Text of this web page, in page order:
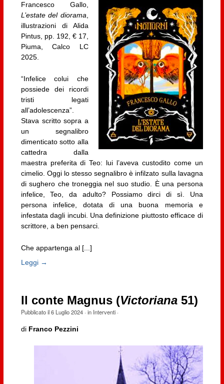
Francesco Gallo,
L’estate del diorama
illustrazioni di Alida
Pintus, pp. 192, € 17,
Piuma, Calco LC
2025.
“Infelice colui che
possiede dei ricordi
tristi legati
all’adolescenza”.
Stava scritto sopra a
un segnalibro
dimenticato sotto alla
cattedra dalla
maestra preferita di Teo: lui l’aveva custodito come un
cimelio. Oggi lo stesso segnalibro è infilzato sulla lavagna
di sughero che troneggia nel suo studio. È una persona
infelice, Teo, da adulto? Possiamo dirci di sì. Una
persona infelice, dotata di una buona memoria e
infestata dagli incubi. Una definizione piuttosto efficace di
scrittore, a ben pensarci.
Che appartenga al [...]
Leggi →
Il conte Magnus (Victoriana51)
Pubblicato il6 Luglio 2024· in Interventi·
diFranco Pezzini